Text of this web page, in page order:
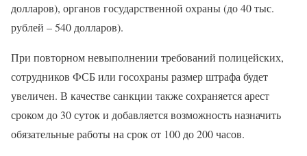
долларов), органов государственной охраны (до 40 тыс.
рублей – 540 долларов).
При повторном невыполнении требований полицейских,
сотрудников ФСБ или госохраны размер штрафа будет
увеличен. В качестве санкции также сохраняется арест
сроком до 30 суток и добавляется возможность назначить
обязательные работы на срок от 100 до 200 часов.